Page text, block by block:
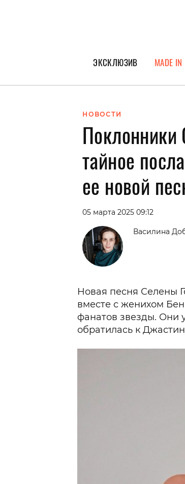
ЭКСКЛЮЗИВ
ГЕРОИ PEOPLETALK
ПОКОЛЕНИЕ
MADE
НОВОСТИ
тайное
ее новой
05 марта 2025 09:12
Василина
Новая песня Селены
вместе с женихом
фанатов звезды. Они
обратилась к